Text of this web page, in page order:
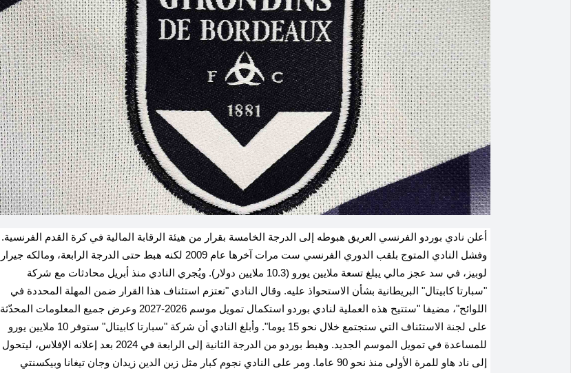
أعلن نادي بوردو الفرنسي العريق هبوطه إلى الدرجة الخامسة بقرار من هيئة الرقابة المالية في كرة القدم الفرنسية.
وفشل النادي المتوج بلقب الدوري الفرنسي ست مرات آخرها عام 2009 لكنه هبط حتى الدرجة الرابعة، ومالكه جيرار
لوبيز، في سد عجز مالي يبلغ تسعة ملايين يورو (10.3 ملايين دولار). ويُجري النادي منذ أبريل محادثات مع شركة
"سبارتا كابيتال" البريطانية بشأن الاستحواذ عليه. وقال النادي "نعتزم استئناف هذا القرار ضمن المهلة المحددة في
اللوائح"، مضيفا "ستتيح هذه العملية لنادي بوردو استكمال تمويل موسم 2026-2027 وعرض جميع المعلومات المحدّثة
على لجنة الاستئناف التي ستجتمع خلال نحو 15 يوما". وأبلغ النادي أن شركة "سبارتا كابيتال" ستوفر 10 ملايين يورو
للمساعدة في تمويل الموسم الجديد. وهبط بوردو من الدرجة الثانية إلى الرابعة في 2024 بعد إعلانه الإفلاس، ليتحول
إلى ناد هاو للمرة الأولى منذ نحو 90 عاما. ومر على النادي نجوم كبار مثل زين الدين زيدان وجان تيغانا وبيكسنتي